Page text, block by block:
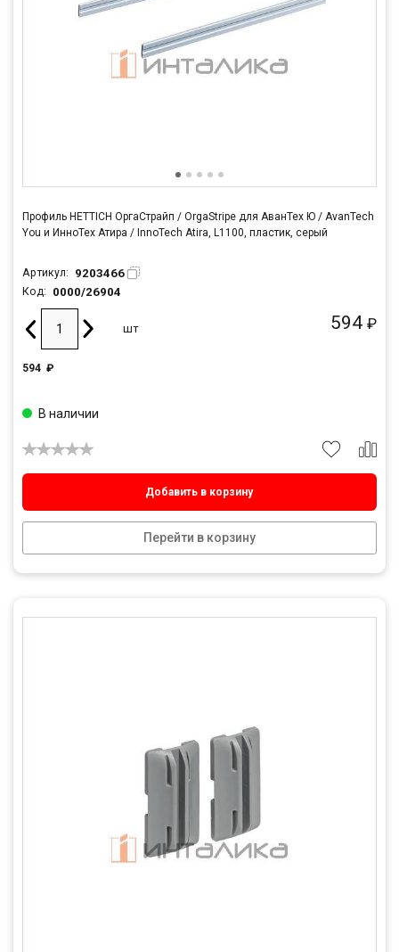
Профиль HETTICH ОргаСтрайп / OrgaStripe для АванТех Ю / AvanTech
You и ИнноТех Атира / InnoTech Atira, L1100, пластик, серый
Артикул: 9203466
Код: 0000/26904
594 ₽
шт
594 ₽
Добавить в корзину
Перейти в корзину
В наличии